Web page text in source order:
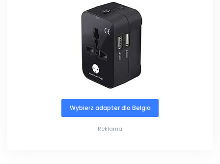
Wybierz adapter dla Belgia
Reklama